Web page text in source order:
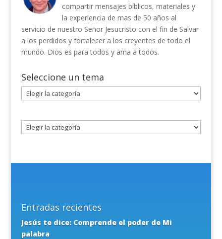
compartir mensajes bíblicos, materiales y
la experiencia de mas de 50 años al
servicio de nuestro Señor Jesucristo con el fin de Salvar
a los perdidos y fortalecer a los creyentes de todo el
mundo. Dios es para todos y ama a todos.
Seleccione un tema
Seleccione
un
Entradas recientes
Jesús te dice: Comprende el poder de Mi
palabra